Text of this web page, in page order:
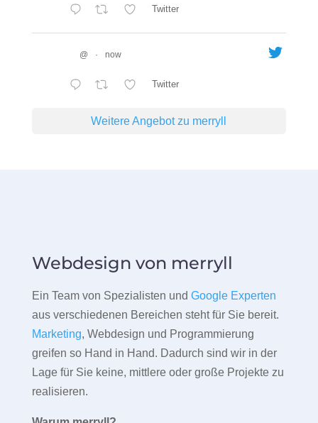
Twitter
@ · now
Twitter
Weitere Angebot zu merryll
Webdesign von merryll
Ein Team von Spezialisten und Google Experten
aus verschiedenen Bereichen steht für Sie bereit.
Marketing, Webdesign und Programmierung
greifen so Hand in Hand. Dadurch sind wir in der
Lage für Sie keine, mittlere oder große Projekte zu
realisieren.